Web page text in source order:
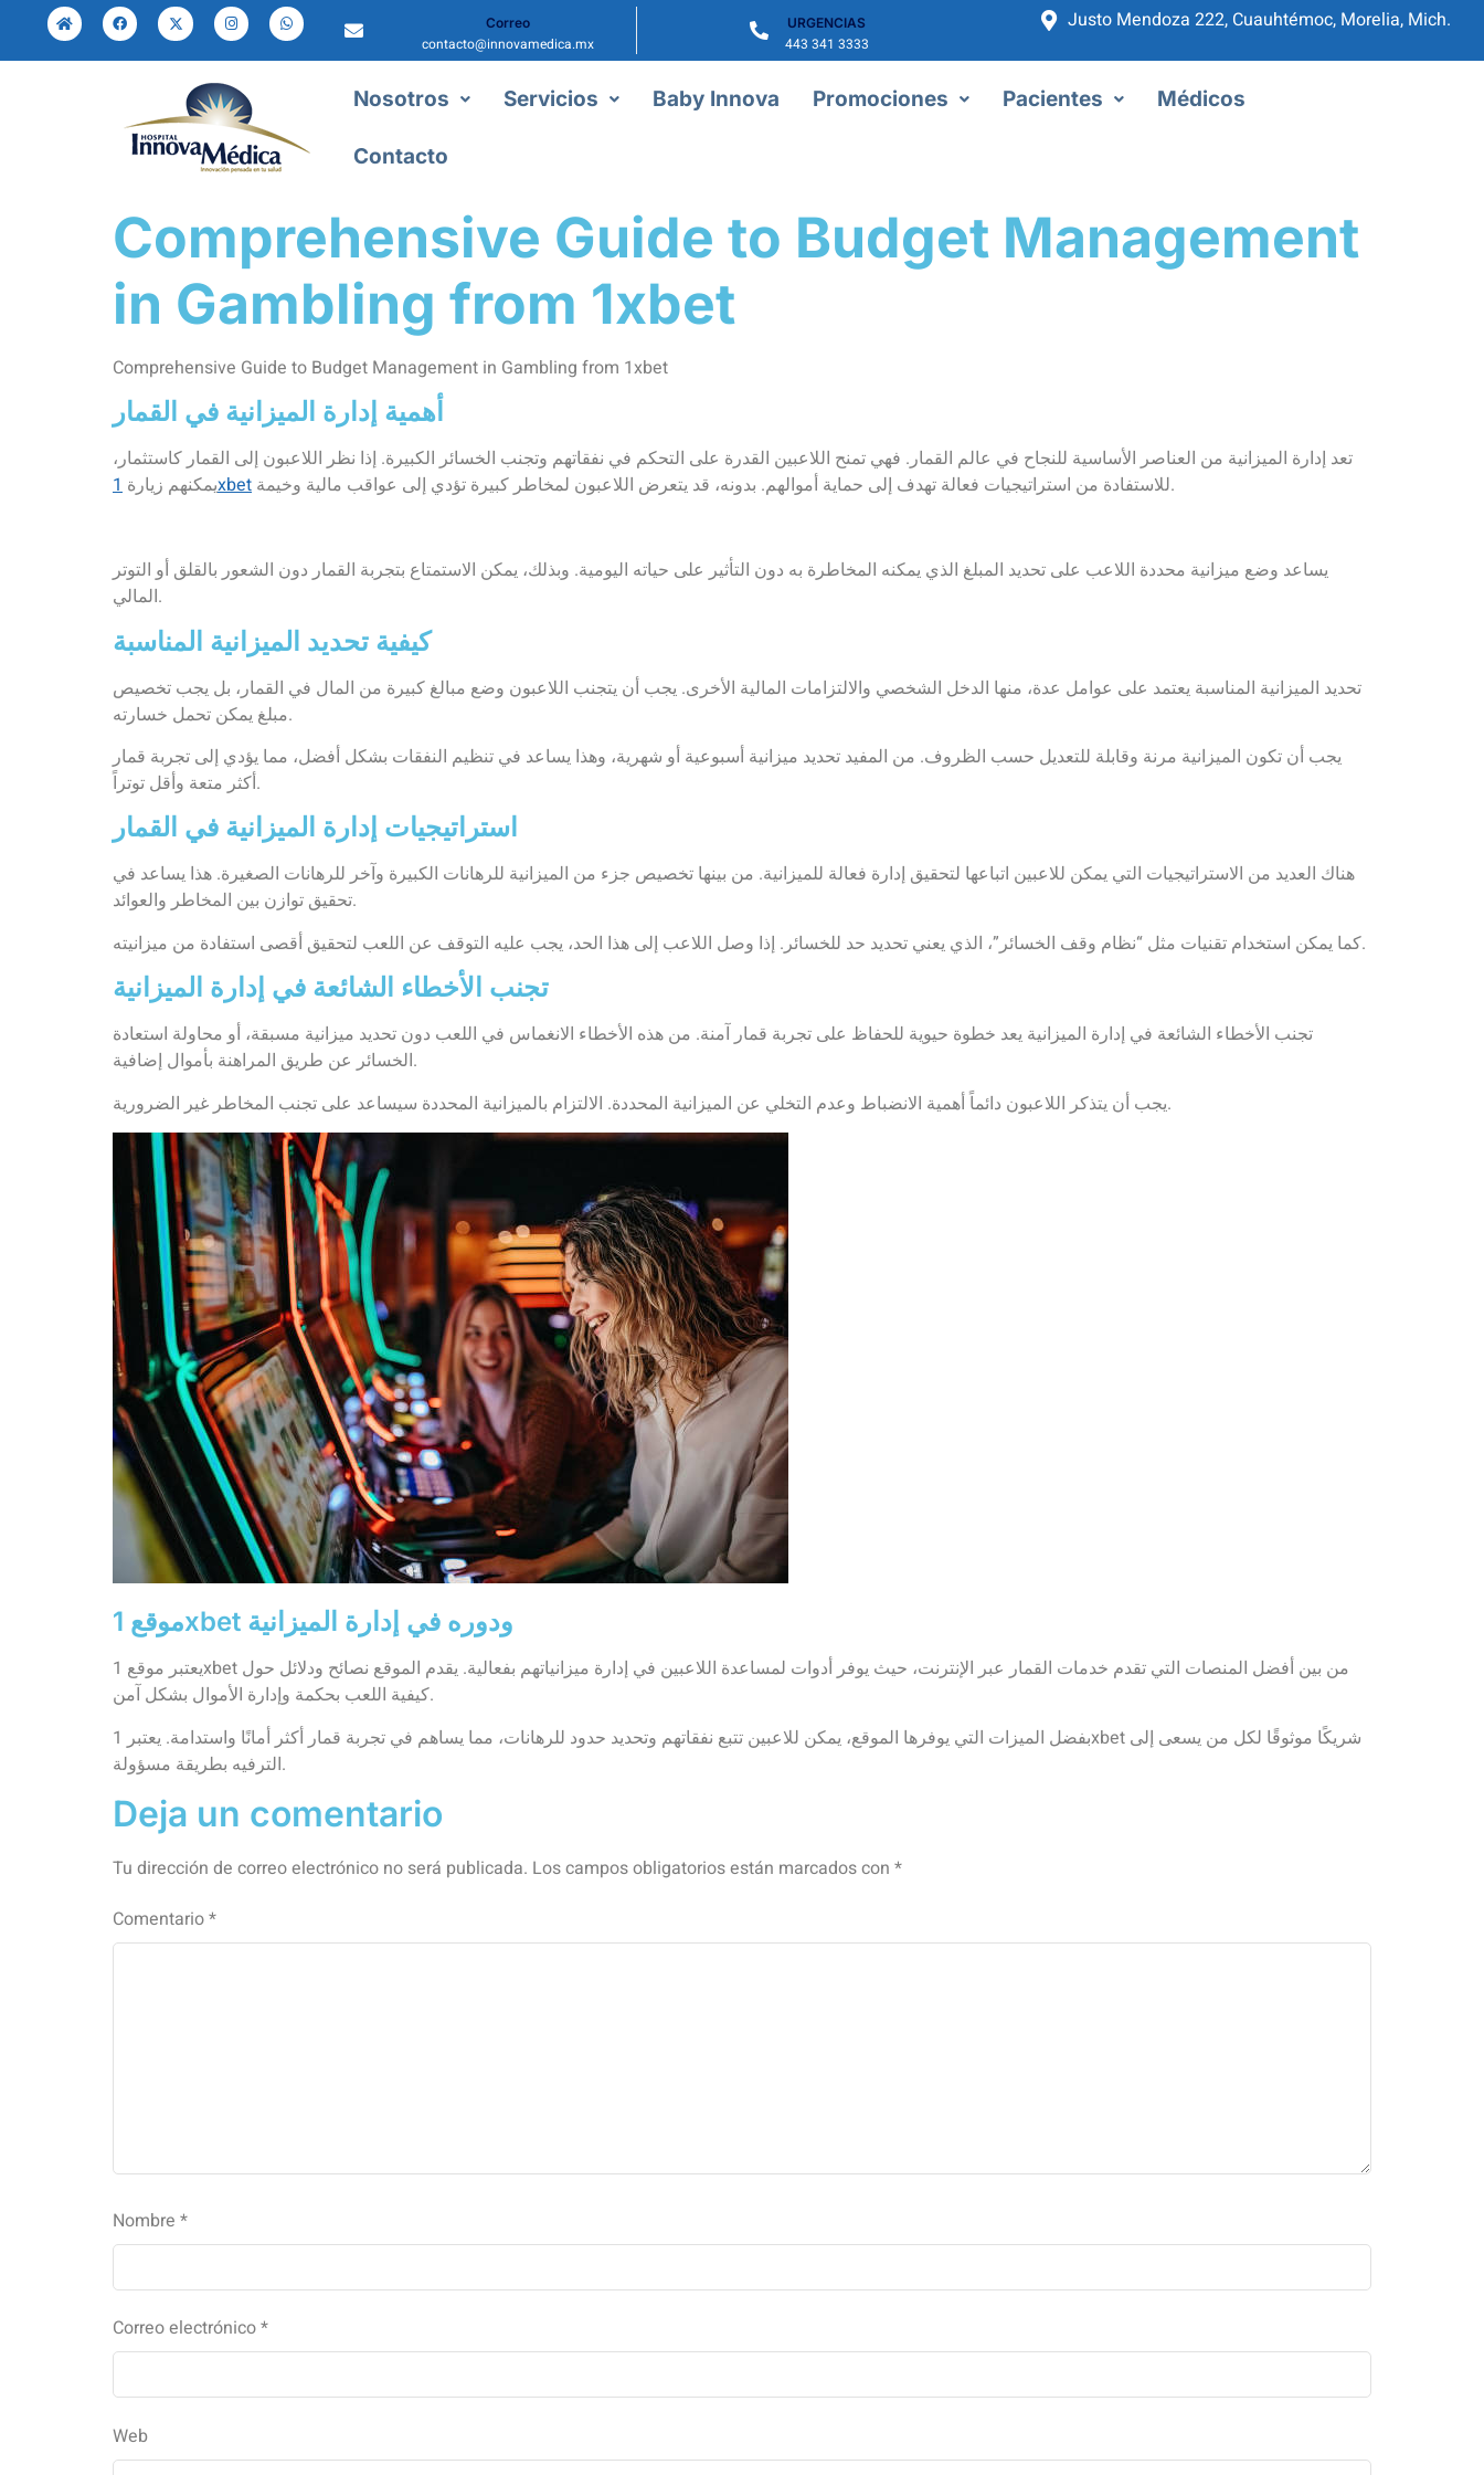
Correo
contacto@innovamedica.mx
URGENCIAS
443 341 3333
Justo Mendoza 222, Cuauhtémoc, Morelia, Mich.
Nosotros Servicios Baby Innova Promociones Pacientes Médicos
Contacto
Comprehensive Guide to Budget Management
in Gambling from 1xbet
Comprehensive Guide to Budget Management in Gambling from 1xbet
أهمية إدارة الميزانية في القمار
تعد إدارة الميزانية من العناصر الأساسية للنجاح في عالم القمار. فهي تمنح اللاعبين القدرة على التحكم في نفقاتهم وتجنب الخسائر الكبيرة. إذا نظر اللاعبون إلى القمار كاستثمار،
يمكنهم زيارة1xbet للاستفادة من استراتيجيات فعالة تهدف إلى حماية أموالهم. بدونه، قد يتعرض اللاعبون لمخاطر كبيرة تؤدي إلى عواقب مالية وخيمة.
يساعد وضع ميزانية محددة اللاعب على تحديد المبلغ الذي يمكنه المخاطرة به دون التأثير على حياته اليومية. وبذلك، يمكن الاستمتاع بتجربة القمار دون الشعور بالقلق أو التوتر
المالي.
كيفية تحديد الميزانية المناسبة
تحديد الميزانية المناسبة يعتمد على عوامل عدة، منها الدخل الشخصي والالتزامات المالية الأخرى. يجب أن يتجنب اللاعبون وضع مبالغ كبيرة من المال في القمار، بل يجب تخصيص
مبلغ يمكن تحمل خسارته.
يجب أن تكون الميزانية مرنة وقابلة للتعديل حسب الظروف. من المفيد تحديد ميزانية أسبوعية أو شهرية، وهذا يساعد في تنظيم النفقات بشكل أفضل، مما يؤدي إلى تجربة قمار
أكثر متعة وأقل توتراً.
استراتيجيات إدارة الميزانية في القمار
هناك العديد من الاستراتيجيات التي يمكن للاعبين اتباعها لتحقيق إدارة فعالة للميزانية. من بينها تخصيص جزء من الميزانية للرهانات الكبيرة وآخر للرهانات الصغيرة. هذا يساعد في
تحقيق توازن بين المخاطر والعوائد.
كما يمكن استخدام تقنيات مثل “نظام وقف الخسائر”، الذي يعني تحديد حد للخسائر. إذا وصل اللاعب إلى هذا الحد، يجب عليه التوقف عن اللعب لتحقيق أقصى استفادة من ميزانيته.
تجنب الأخطاء الشائعة في إدارة الميزانية
تجنب الأخطاء الشائعة في إدارة الميزانية يعد خطوة حيوية للحفاظ على تجربة قمار آمنة. من هذه الأخطاء الانغماس في اللعب دون تحديد ميزانية مسبقة، أو محاولة استعادة
الخسائر عن طريق المراهنة بأموال إضافية.
يجب أن يتذكر اللاعبون دائماً أهمية الانضباط وعدم التخلي عن الميزانية المحددة. الالتزام بالميزانية المحددة سيساعد على تجنب المخاطر غير الضرورية.
موقع 1xbet ودوره في إدارة الميزانية
يعتبر موقع 1xbet من بين أفضل المنصات التي تقدم خدمات القمار عبر الإنترنت، حيث يوفر أدوات لمساعدة اللاعبين في إدارة ميزانياتهم بفعالية. يقدم الموقع نصائح ودلائل حول
كيفية اللعب بحكمة وإدارة الأموال بشكل آمن.
بفضل الميزات التي يوفرها الموقع، يمكن للاعبين تتبع نفقاتهم وتحديد حدود للرهانات، مما يساهم في تجربة قمار أكثر أمانًا واستدامة. يعتبر 1xbet شريكًا موثوقًا لكل من يسعى إلى
الترفيه بطريقة مسؤولة.
Deja un comentario
Tu dirección de correo electrónico no será publicada. Los campos obligatorios están marcados con *
Comentario*
Nombre *
Correo electrónico*
Web